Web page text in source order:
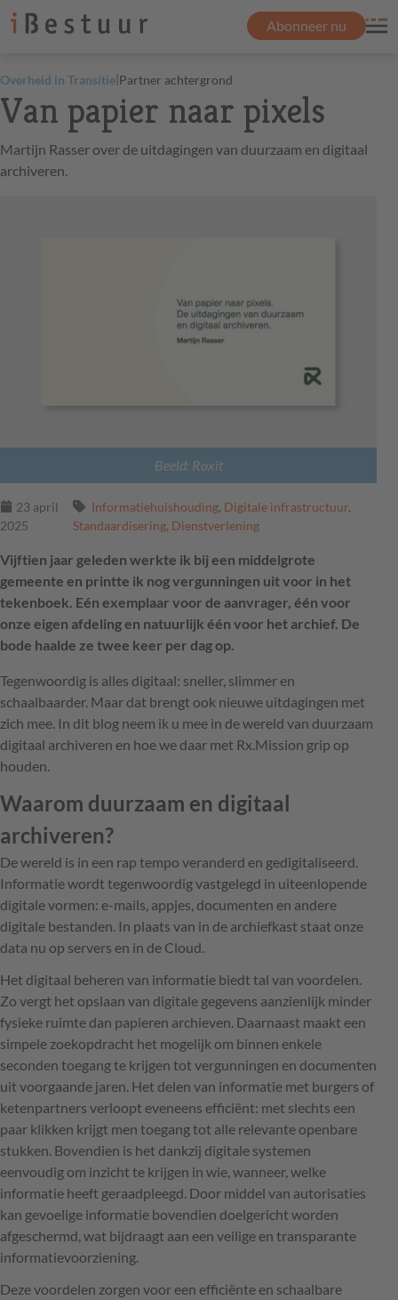
Abonneer nu
Overheid in Transitie|Partner achtergrond
Van papier naar pixels
Martijn Rasser over de uitdagingen van duurzaam en digitaal
archiveren.
Beeld: Roxit
23 april
2025
Informatiehuishouding, Digitale infrastructuur,
Standaardisering, Dienstverlening
Vijftien jaar geleden werkte ik bij een middelgrote
gemeente en printte ik nog vergunningen uit voor in het
tekenboek. Eén exemplaar voor de aanvrager, één voor
onze eigen afdeling en natuurlijk één voor het archief. De
bode haalde ze twee keer per dag op.
Tegenwoordig is alles digitaal: sneller, slimmer en
schaalbaarder. Maar dat brengt ook nieuwe uitdagingen met
zich mee. In dit blog neem ik u mee in de wereld van duurzaam
digitaal archiveren en hoe we daar met Rx.Mission grip op
houden.
Waarom duurzaam en digitaal
archiveren?
De wereld is in een rap tempo veranderd en gedigitaliseerd.
Informatie wordt tegenwoordig vastgelegd in uiteenlopende
digitale vormen: e-mails, appjes, documenten en andere
digitale bestanden. In plaats van in de archiefkast staat onze
data nu op servers en in de Cloud.
Het digitaal beheren van informatie biedt tal van voordelen.
Zo vergt het opslaan van digitale gegevens aanzienlijk minder
fysieke ruimte dan papieren archieven. Daarnaast maakt een
simpele zoekopdracht het mogelijk om binnen enkele
seconden toegang te krijgen tot vergunningen en documenten
uit voorgaande jaren. Het delen van informatie met burgers of
ketenpartners verloopt eveneens efficiënt: met slechts een
paar klikken krijgt men toegang tot alle relevante openbare
stukken. Bovendien is het dankzij digitale systemen
eenvoudig om inzicht te krijgen in wie, wanneer, welke
informatie heeft geraadpleegd. Door middel van autorisaties
kan gevoelige informatie bovendien doelgericht worden
afgeschermd, wat bijdraagt aan een veilige en transparante
informatievoorziening.
Deze voordelen zorgen voor een efficiënte en schaalbare